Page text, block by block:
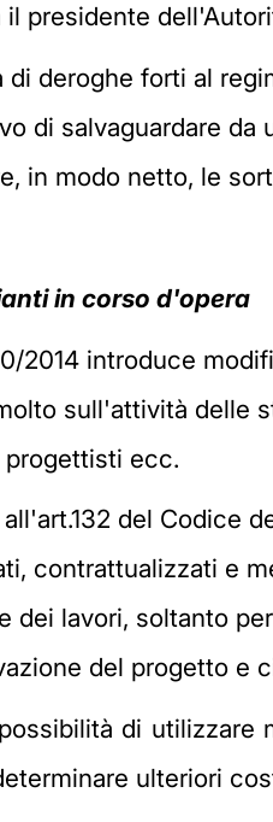
il presidente
di deroghe forti al
di salvaguardare da
in modo netto, le
in corso d'opera
2014 introduce
sull'attività delle
ecc.
all'art.132 del Codice
contrattualizzati e
dei lavori, soltanto
del progetto e
possibilità di utilizzare
ulteriori